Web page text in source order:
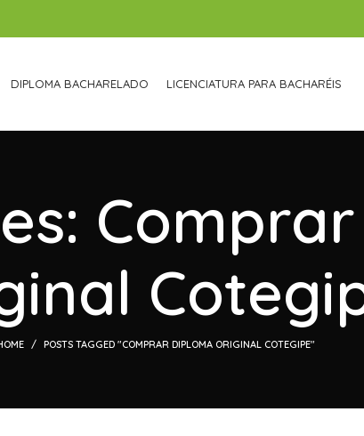
DIPLOMA BACHARELADO LICENCIATURA PARA BACHARÉIS
POSTS TAGGED "COMPRAR DIPLOMA ORIGINAL COTEGIPE"